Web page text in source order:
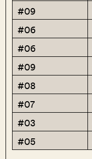
#09
#06
#06
#09
#08
#07
#03
#05